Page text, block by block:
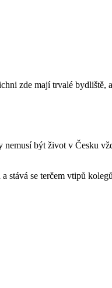
zde mají trvalé
být život v Česku
se terčem vtipů